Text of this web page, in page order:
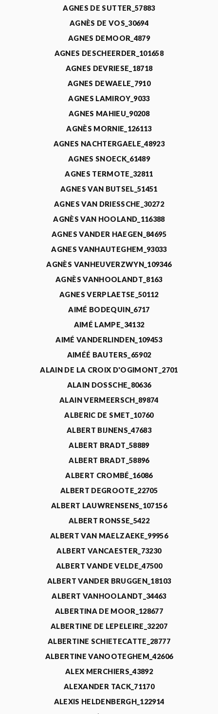
AGNES DE SUTTER_57883
AGNÈS DE VOS_30694
AGNES DEMOOR_4879
AGNES DESCHEERDER_101658
AGNES DEVRIESE_18718
AGNES DEWAELE_7910
AGNES LAMIROY_9033
AGNES MAHIEU_90208
AGNÈS MORNIE_126113
AGNES NACHTERGAELE_48923
AGNES SNOECK_61489
AGNES TERMOTE_32811
AGNES VAN BUTSEL_51451
AGNES VAN DRIESSCHE_30272
AGNÈS VAN HOOLAND_116388
AGNES VANDER HAEGEN_84695
AGNES VANHAUTEGHEM_93033
AGNÈS VANHEUVERZWYN_109346
AGNÈS VANHOOLANDT_8163
AGNES VERPLAETSE_50112
AIMÉ BODEQUIN_6717
AIMÉ LAMPE_34132
AIMÉ VANDERLINDEN_109453
AIMÉÉ BAUTERS_65902
ALAIN DE LA CROIX D'OGIMONT_2701
ALAIN DOSSCHE_80636
ALAIN VERMEERSCH_89874
ALBERIC DE SMET_10760
ALBERT BIJNENS_47683
ALBERT BRADT_58889
ALBERT BRADT_58896
ALBERT CROMBÉ_16086
ALBERT DEGROOTE_22705
ALBERT LAUWRENSENS_107156
ALBERT RONSSE_5422
ALBERT VAN MAELZAEKE_99956
ALBERT VANCAESTER_73230
ALBERT VANDE VELDE_47500
ALBERT VANDER BRUGGEN_18103
ALBERT VANHOOLANDT_34463
ALBERTINA DE MOOR_128677
ALBERTINE DE LEPELEIRE_32207
ALBERTINE SCHIETECATTE_28777
ALBERTINE VANOOTEGHEM_42606
ALEX MERCHIERS_43892
ALEXANDER TACK_71170
ALEXIS HELDENBERGH_122914